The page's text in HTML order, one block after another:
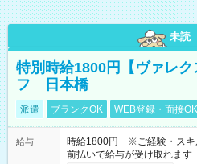
未読
特別時給1800円【ヴァレ
フ 日本橋
派遣 ブランクOK WEB登録・面接OK
給与
時給1800円 ※ご経験・スキ
前払いで給与が受け取れます